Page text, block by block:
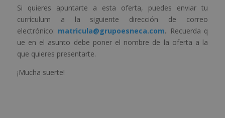
Si quieres apuntarte a esta oferta, puedes enviar tu
currículum a la siguiente dirección de correo
electrónico: matricula@grupoesneca.com. Recuerda q
ue en el asunto debe poner el nombre de la oferta a la
que quieres presentarte.
¡Mucha suerte!